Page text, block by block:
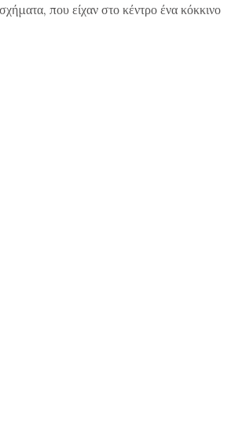
που είχαν στο κέντρο ένα κόκκινο